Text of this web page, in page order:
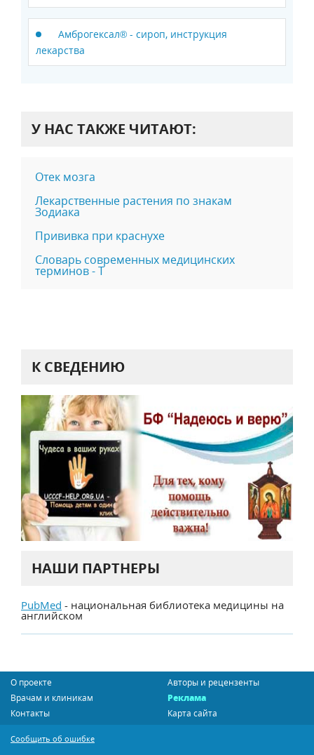
Амброгексал® - сироп, инструкция
лекарства
У НАС ТАКЖЕ ЧИТАЮТ:
Отек мозга
Лекарственные растения по знакам
Зодиака
Прививка при краснухе
Словарь современных медицинских
терминов - Т
К СВЕДЕНИЮ
НАШИ ПАРТНЕРЫ
PubMed - национальная библиотека медицины на
английском
О проекте
Авторы и рецензенты
Врачам и клиникам
Реклама
Контакты
Карта сайта
Сообщить об ошибке